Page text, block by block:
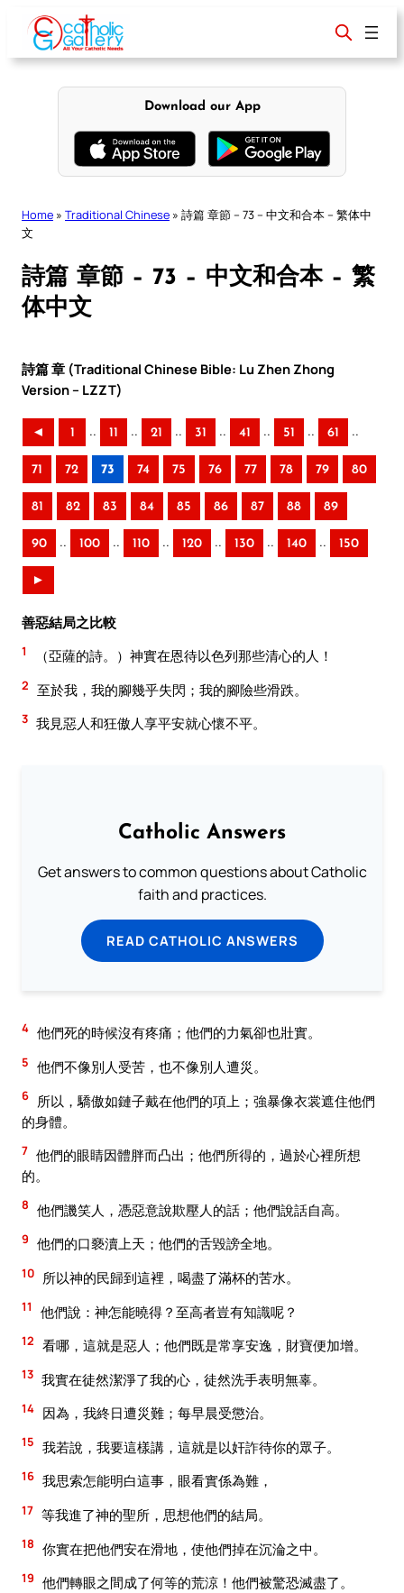
content
Download our App
Home » Traditional Chinese » 詩篇 章節 – 73 – 中文和合本 – 繁体中
文
詩篇 章節 – 73 – 中文和合本 – 繁
体中文
詩篇 章 (Traditional Chinese Bible: Lu Zhen Zhong
Version – LZZT)
◄ 1 .. 11 .. 21 .. 31 .. 41 .. 51 .. 61 ..
71 72 73 74 75 76 77 78 79 80
81 82 83 84 85 86 87 88 89
90 .. 100 .. 110 .. 120 .. 130 .. 140 .. 150
►
善惡結局之比較
1 （亞薩的詩。）神實在恩待以色列那些清心的人！
2 至於我，我的腳幾乎失閃；我的腳險些滑跌。
3 我見惡人和狂傲人享平安就心懷不平。
Catholic Answers
Get answers to common questions about Catholic
faith and practices.
READ CATHOLIC ANSWERS
4 他們死的時候沒有疼痛；他們的力氣卻也壯實。
5 他們不像別人受苦，也不像別人遭災。
6
所以，驕傲如鏈子戴在他們的項上；強暴像衣裳遮住他們
的身體。
7 他們的眼睛因體胖而凸出；他們所得的，過於心裡所想
的。
8 他們譏笑人，憑惡意說欺壓人的話；他們說話自高。
9 他們的口褻瀆上天；他們的舌毀謗全地。
10 所以神的民歸到這裡，喝盡了滿杯的苦水。
11 他們說：神怎能曉得？至高者豈有知識呢？
12 看哪，這就是惡人；他們既是常享安逸，財寶便加增。
13 我實在徒然潔淨了我的心，徒然洗手表明無辜。
14 因為，我終日遭災難；每早晨受懲治。
15 我若說，我要這樣講，這就是以奸詐待你的眾子。
16 我思索怎能明白這事，眼看實係為難，
17 等我進了神的聖所，思想他們的結局。
18 你實在把他們安在滑地，使他們掉在沉淪之中。
19 他們轉眼之間成了何等的荒涼！他們被驚恐滅盡了。